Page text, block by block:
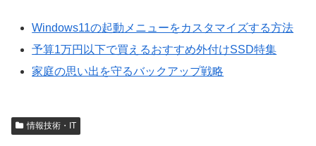
Windows11の起動メニューをカスタマイズする方法
予算1万円以下で買えるおすすめ外付けSSD特集
家庭の思い出を守るバックアップ戦略
情報技術・IT